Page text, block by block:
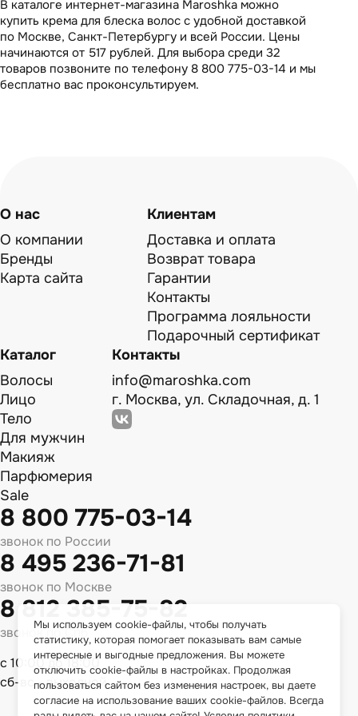
В каталоге интернет-магазина Maroshka можно
купить крема для блеска волос с удобной доставкой
по Москве, Санкт-Петербургу и всей России. Цены
начинаются от 517 рублей. Для выбора среди 32
товаров позвоните по телефону 8 800 775-03-14 и мы
бесплатно вас проконсультируем.
О нас
О компании
Бренды
Карта сайта
Клиентам
Доставка и оплата
Возврат товара
Гарантии
Контакты
Программа лояльности
Подарочный сертификат
Каталог
Волосы
Лицо
Тело
Для мужчин
Макияж
Парфюмерия
Sale
Контакты
info@maroshka.com
г. Москва, ул. Складочная, д. 1
8 800 775-03-14
звонок по России
8 495 236-71-81
звонок по Москве
8 812 385-75-82
звонок по Спб
с 10:00 до 18:00
сб-вс - выходной
Мы используем cookie-файлы, чтобы получать
статистику, которая помогает показывать вам самые
интересные и выгодные предложения. Вы можете
отключить cookie-файлы в настройках. Продолжая
пользоваться сайтом без изменения настроек, вы даете
согласие на использование ваших cookie-файлов. Всегда